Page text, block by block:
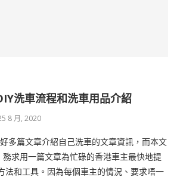
洗車流程和洗車用品介紹
8 月, 2020
多篇文章介紹自己洗車的文章資訊，而本文
求用一篇文章為忙碌的香港車主最快地提
法和工具。因為每個車主的情況、要求唔一